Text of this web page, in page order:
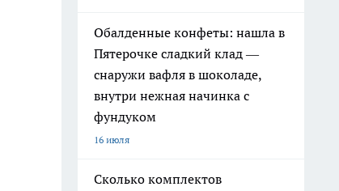
Обалденные конфеты: нашла в
Пятерочке сладкий клад —
снаружи вафля в шоколаде,
внутри нежная начинка с
фундуком
16 июля
Сколько комплектов